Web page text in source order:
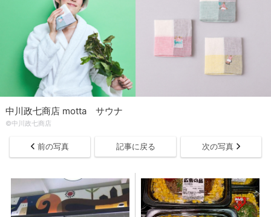
中川政七商店 motta サウナ
©中川政七商店
前の写真 記事に戻る 次の写真